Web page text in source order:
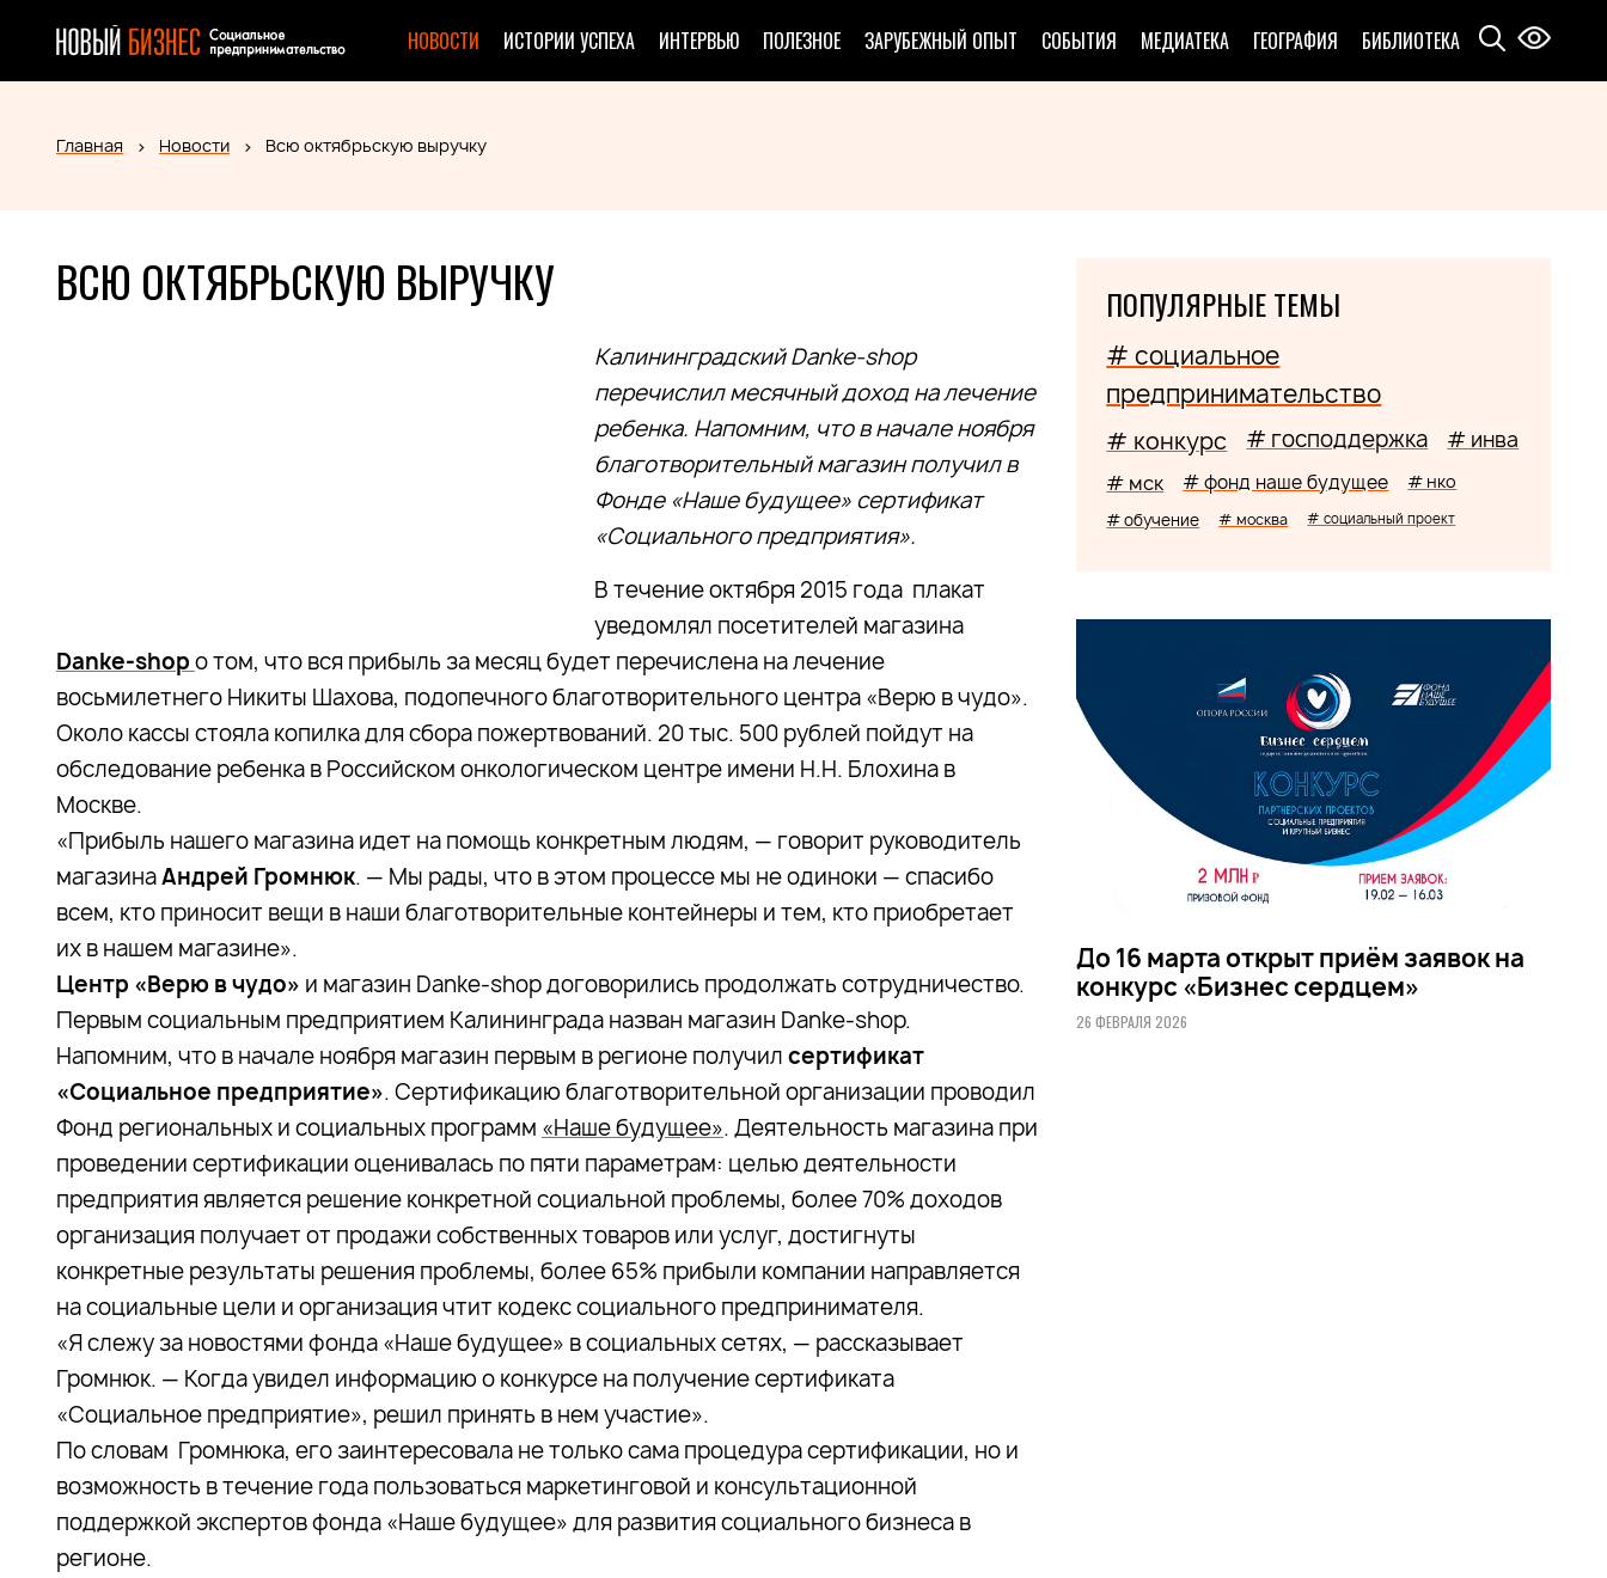
НОВОСТИ ИСТОРИИ УСПЕХА ИНТЕРВЬЮ ПОЛЕЗНОЕ ЗАРУБЕЖНЫЙ ОПЫТ СОБЫТИЯ МЕДИАТЕКА ГЕОГРАФИЯ БИБЛИОТЕКА
Главная Новости Всю октябрьскую выручку
ВСЮ ОКТЯБРЬСКУЮ ВЫРУЧКУ
Калининградский Danke-shop
перечислил месячный доход на лечение
ребенка. Напомним, что в начале ноября
благотворительный магазин получил в
Фонде «Наше будущее» сертификат
«Социального предприятия».
В течение октября 2015 года плакат
уведомлял посетителей магазина
Danke-shop о том, что вся прибыль за месяц будет перечислена на лечение
восьмилетнего Никиты Шахова, подопечного благотворительного центра «Верю в чудо».
Около кассы стояла копилка для сбора пожертвований. 20 тыс. 500 рублей пойдут на
обследование ребенка в Российском онкологическом центре имени Н.Н. Блохина в
Москве.
«Прибыль нашего магазина идет на помощь конкретным людям, — говорит руководитель
магазинаАндрей Громнюк. — Мы рады, что в этом процессе мы не одиноки — спасибо
всем, кто приносит вещи в наши благотворительные контейнеры и тем, кто приобретает
их в нашем магазине».
Центр «Верю в чудо» и магазин Danke-shop договорились продолжать сотрудничество.
Первым социальным предприятием Калининграда назван магазин Danke-shop.
Напомним, что в начале ноября магазин первым в регионе получил сертификат
«Социальное предприятие». Сертификацию благотворительной организации проводил
Фонд региональных и социальных программ «Наше будущее». Деятельность магазина при
проведении сертификации оценивалась по пяти параметрам: целью деятельности
предприятия является решение конкретной социальной проблемы, более 70% доходов
организация получает от продажи собственных товаров или услуг, достигнуты
конкретные результаты решения проблемы, более 65% прибыли компании направляется
на социальные цели и организация чтит кодекс социального предпринимателя.
«Я слежу за новостями фонда «Наше будущее» в социальных сетях, — рассказывает
Громнюк. — Когда увидел информацию о конкурсе на получение сертификата
«Социальное предприятие», решил принять в нем участие».
По словам Громнюка, его заинтересовала не только сама процедура сертификации, но и
возможность в течение года пользоваться маркетинговой и консультационной
поддержкой экспертов фонда «Наше будущее» для развития социального бизнеса в
регионе.
ПОПУЛЯРНЫЕ ТЕМЫ
# социальное
предпринимательство
# конкурс # господдержка # инва
# мск # фонд наше будущее # нко
# обучение # москва # социальный проект
До 16 марта открыт приём заявок на
конкурс «Бизнес сердцем»
26 ФЕВРАЛЯ 2026